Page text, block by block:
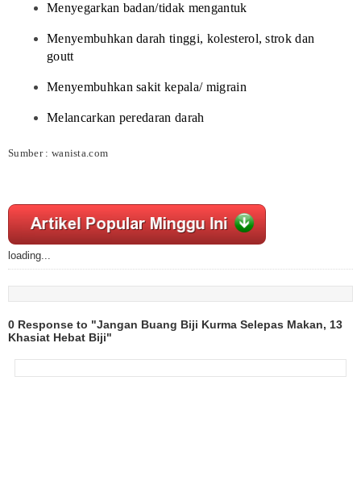
Menyegarkan badan/tidak mengantuk
Menyembuhkan darah tinggi, kolesterol, strok dan
goutt
Menyembuhkan sakit kepala/ migrain
Melancarkan peredaran darah
Sumber : wanista.com
loading...
0 Response to "Jangan Buang Biji Kurma Selepas Makan, 13
Khasiat Hebat Biji"